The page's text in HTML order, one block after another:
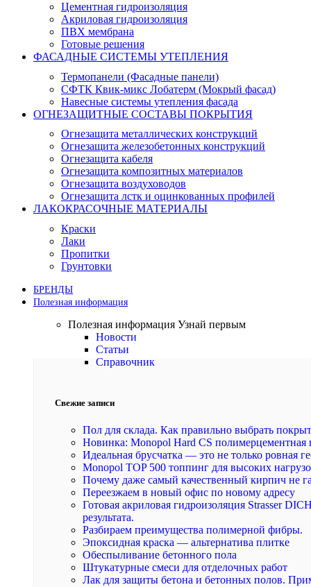
Цементная гидроизоляция
Акриловая гидроизоляция
ПВХ мембрана
Готовые решения
ФАСАДНЫЕ СИСТЕМЫ УТЕПЛЕНИЯ
Термопанели (Фасадные панели)
СФТК Квик-микс Лобатерм (Мокрый фасад)
Навесные системы утепления фасада
ОГНЕЗАЩИТНЫЕ СОСТАВЫ ПОКРЫТИЯ
Огнезащита металлических конструкций
Огнезащита железобетонных конструкций
Огнезащита кабеля
Огнезащита композитных материалов
Огнезащита воздуховодов
Огнезащита лстк и оцинкованных профилей
ЛАКОКРАСОЧНЫЕ МАТЕРИАЛЫ
Краски
Лаки
Пропитки
Грунтовки
БРЕНДЫ
Полезная информация
Полезная информация Узнай первым
Новости
Статьи
Справочник
Свежие записи
Пол для склада. Как правильно выбрать
Новинка: Monopol Hard CS полимерцементная
Идеальная брусчатка — это не только ровная
Monopol TOP 500 топпинг для высоких
Почему даже самый качественный кирпич не
Переезжаем в новый офис по новому адресу
Готовая акриловая гидроизоляция Strasser
результата.
Разбираем преимущества полимерной фибры.
Эпоксидная краска — альтернатива плитке
Обеспыливание бетонного пола
Штукатурные смеси для отделочных работ
Лак для защиты бетона и бетонных полов.